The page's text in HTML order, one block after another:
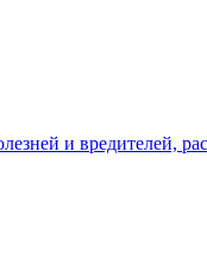
и вредителей,